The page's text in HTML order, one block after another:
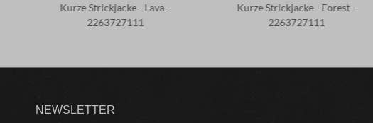
Kurze Strickjacke - Lava -
2263727111
Kurze Strickjacke - Forest -
2263727111
NEWSLETTER